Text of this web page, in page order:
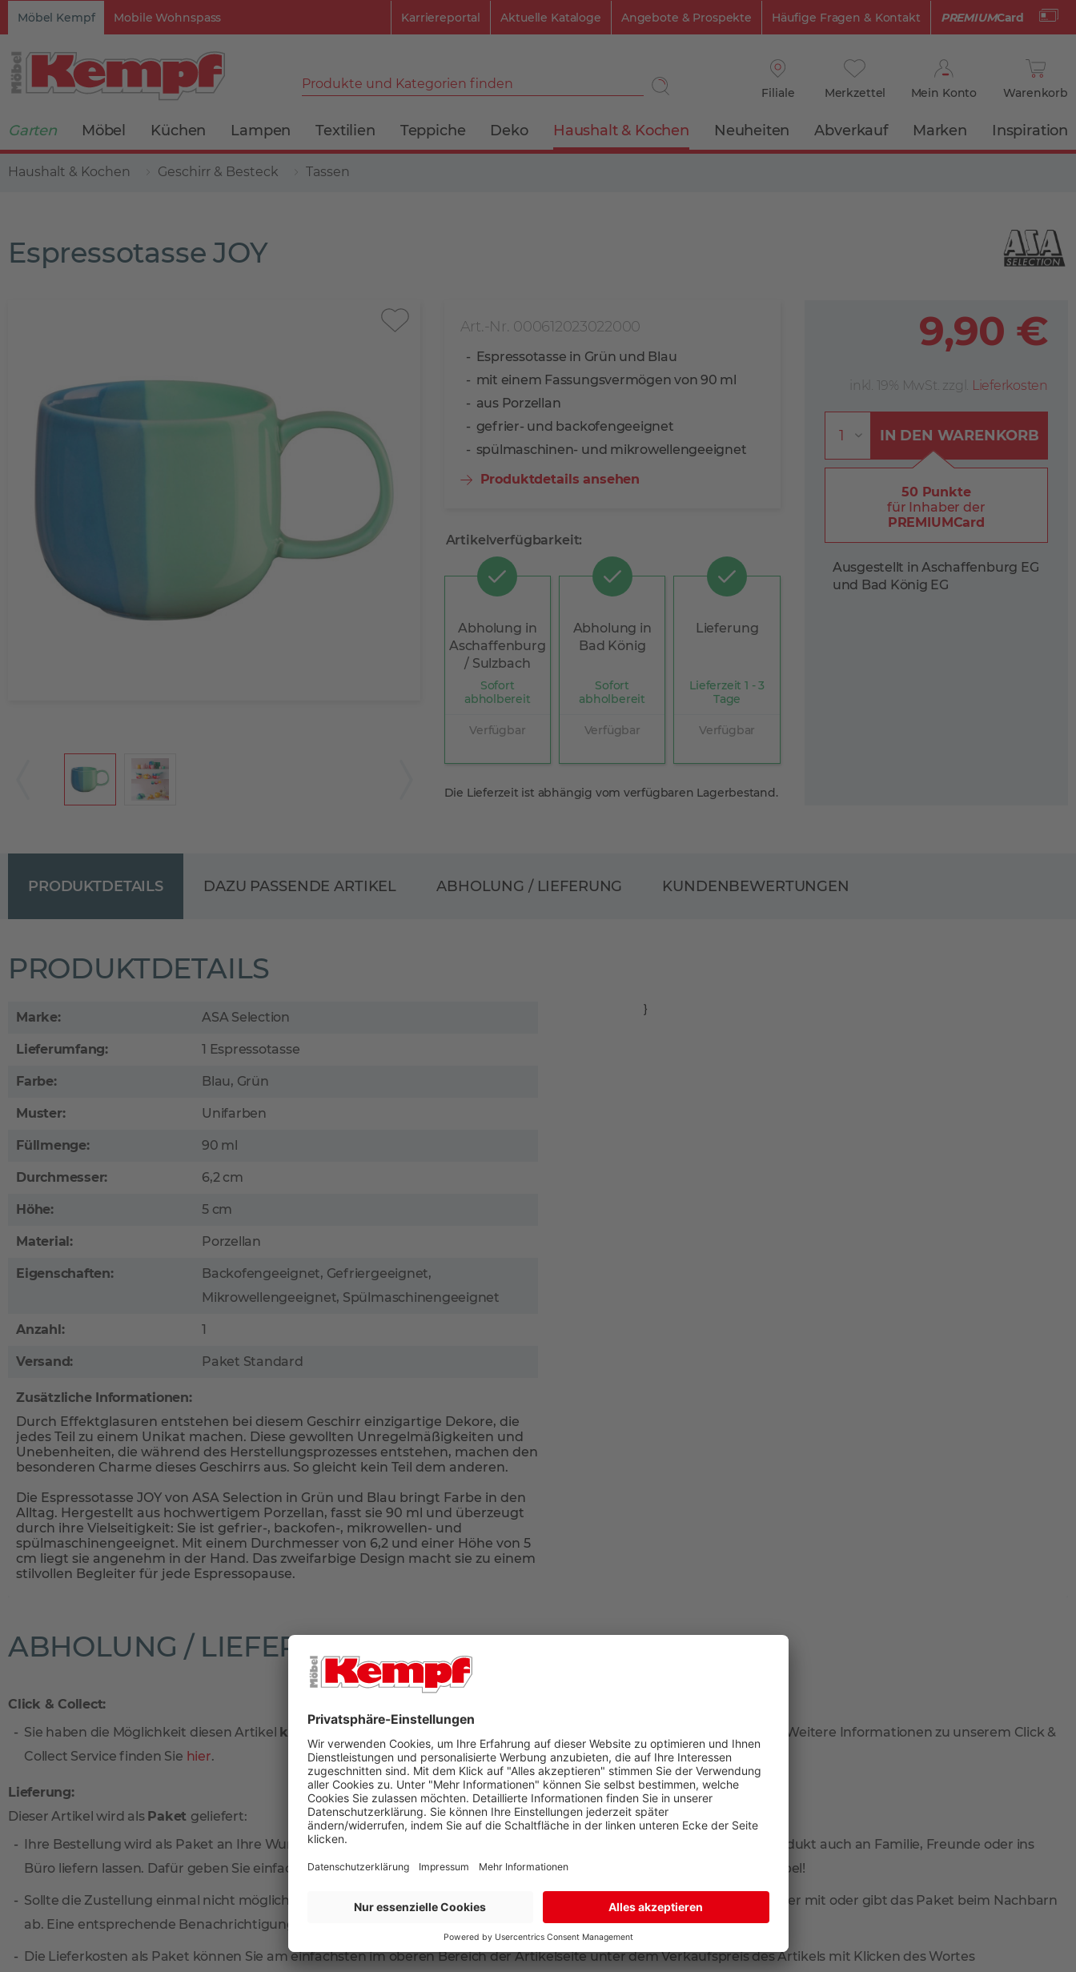
Möbel Kempf Mobile Wohnspass PREMIUMCard
Karriereportal Aktuelle Kataloge Angebote & Prospekte Häufige Fragen & Kontakt
Produkte und Kategorien finden
Filiale Merkzettel Mein Konto Warenkorb
Garten Möbel Küchen Lampen Textilien Teppiche Deko Haushalt & Kochen Neuheiten Abverkauf Marken Inspiration
Haushalt & Kochen Geschirr & Besteck Tassen
Espressotasse JOY
Art.-Nr. 000612023022000
Espressotasse in Grün und Blau
mit einem Fassungsvermögen von 90 ml
aus Porzellan
gefrier- und backofengeeignet
spülmaschinen- und mikrowellengeeignet
Produktdetails ansehen
Artikelverfügbarkeit:
Abholung in
Aschaffenburg
/ Sulzbach
Sofort
abholbereit
Verfügbar
Abholung in
Bad König
Sofort
abholbereit
Verfügbar
Lieferung
Lieferzeit 1 - 3
Tage
Verfügbar
Die Lieferzeit ist abhängig vom verfügbaren Lagerbestand.
9,90 €
inkl. 19% MwSt. zzgl. Lieferkosten
IN DEN WARENKORB
50 Punkte
für Inhaber der
PREMIUMCard
Ausgestellt in Aschaffenburg EG
und Bad König EG
PRODUKTDETAILS
PRODUKTDETAILS
Marke: ASA Selection
Lieferumfang: 1 Espressotasse
Farbe: Blau, Grün
Muster: Unifarben
Füllmenge: 90 ml
Durchmesser: 6,2 cm
Höhe: 5 cm
Material: Porzellan
Eigenschaften:
Backofengeeignet, Gefriergeeignet,
Mikrowellengeeignet, Spülmaschinengeeignet
Anzahl: 1
Versand: Paket Standard
Zusätzliche Informationen:
Durch Effektglasuren entstehen bei diesem Geschirr einzigartige Dekore, die
jedes Teil zu einem Unikat machen. Diese gewollten Unregelmäßigkeiten und
Unebenheiten, die während des Herstellungsprozesses entstehen, machen den
besonderen Charme dieses Geschirrs aus. So gleicht kein Teil dem anderen.
Die Espressotasse JOY von ASA Selection in Grün und Blau bringt Farbe in den
Alltag. Hergestellt aus hochwertigem Porzellan, fasst sie 90 ml und überzeugt
durch ihre Vielseitigkeit: Sie ist gefrier-, backofen-, mikrowellen- und
spülmaschinengeeignet. Mit einem Durchmesser von 6,2 und einer Höhe von 5
cm liegt sie angenehm in der Hand. Das zweifarbige Design macht sie zu einem
stilvollen Begleiter für jede Espressopause.
}
DAZU PASSENDE ARTIKEL ABHOLUNG / LIEFERUNG
ABHOLUNG / LIEFERUNG
Click & Collect:
Sie haben die Möglichkeit diesen Artikel kostenlos
vor Ort in unseren Filialen Aschaffenburg oder Bad König abzuholen. Weitere Informationen zu unserem Click &
Collect Service finden Sie hier.
Lieferung:
Dieser Artikel wird als Paket geliefert:
Ihre Bestellung wird als Paket an Ihre Wunschadresse geliefert. Falls Sie tagsüber nicht zuhause sind, können Sie Ihr Produkt auch an Familie, Freunde oder ins
Büro liefern lassen. Dafür geben Sie einfach eine separate Lieferadresse zur Rechnungsadresse an. So sind Sie total flexibel!
Sollte die Zustellung einmal nicht möglich sein, nimmt der Paketdienstleister Ihr Produkt zur erneuten Anlieferung wieder mit oder gibt das Paket beim Nachbarn
ab. Eine entsprechende Benachrichtigungskarte finden Sie dann in Ihrem Briefkasten.
Die Lieferkosten als Paket können Sie am einfachsten im oberen Bereich der Artikelseite unter dem Verkaufspreis des Artikels mit Klicken des Wortes
KUNDENBEWERTUNGEN